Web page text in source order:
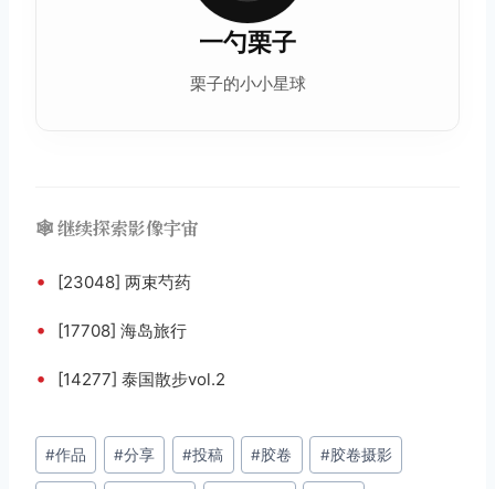
一勺栗子
栗子的小小星球
🕸️ 继续探索影像宇宙
• [23048] 两束芍药
• [17708] 海岛旅行
• [14277] 泰国散步vol.2
文
章
#作品 #分享 #投稿 #胶卷 #胶卷摄影